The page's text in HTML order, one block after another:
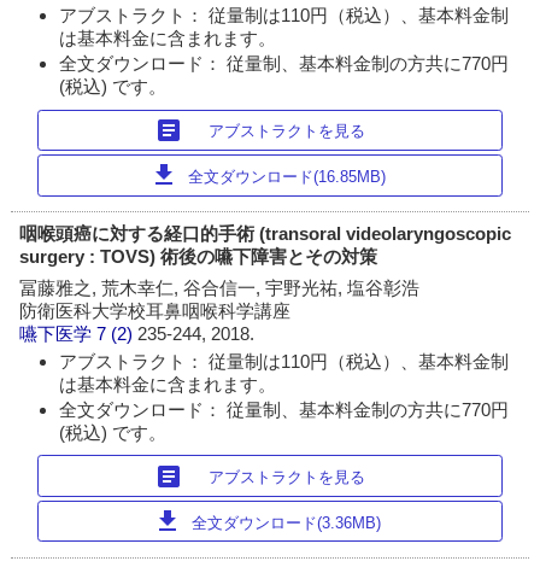
アブストラクト： 従量制は110円（税込）、基本料金制
は基本料金に含まれます。
全文ダウンロード： 従量制、基本料金制の方共に770円
(税込) です。
article アブストラクトを見る
download 全文ダウンロード(16.85MB)
咽喉頭癌に対する経口的手術 (transoral videolaryngoscopic
surgery : TOVS) 術後の嚥下障害とその対策
冨藤雅之, 荒木幸仁, 谷合信一, 宇野光祐, 塩谷彰浩
防衛医科大学校耳鼻咽喉科学講座
嚥下医学 7 (2) 235-244, 2018.
アブストラクト： 従量制は110円（税込）、基本料金制
は基本料金に含まれます。
全文ダウンロード： 従量制、基本料金制の方共に770円
(税込) です。
article アブストラクトを見る
download 全文ダウンロード(3.36MB)